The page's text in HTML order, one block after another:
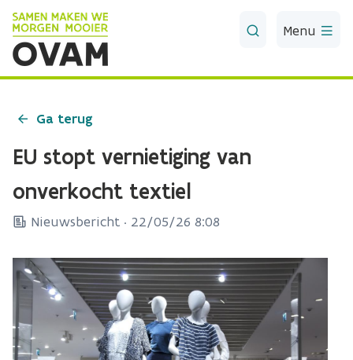
Skip to Main Content
Menu
Ga terug
EU stopt vernietiging van
onverkocht textiel
Nieuwsbericht · 22/05/26 8:08